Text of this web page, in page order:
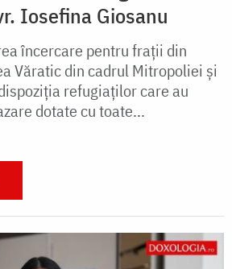
Iosefina Giosanu
încercare pentru frații din
Văratic din cadrul Mitropoliei și
refugiaților care au
dotate cu toate...